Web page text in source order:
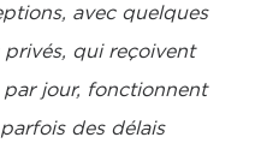
avec quelques
privés, qui reçoivent
jour, fonctionnent
des délais